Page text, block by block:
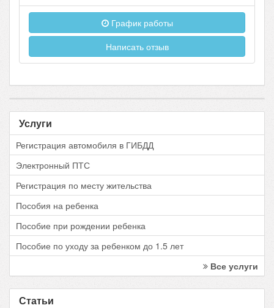
График работы
Написать отзыв
Услуги
Регистрация автомобиля в ГИБДД
Электронный ПТС
Регистрация по месту жительства
Пособия на ребенка
Пособие при рождении ребенка
Пособие по уходу за ребенком до 1.5 лет
Все услуги
Статьи